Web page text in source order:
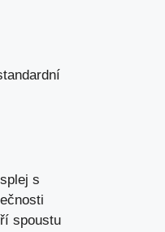
s
spoustu